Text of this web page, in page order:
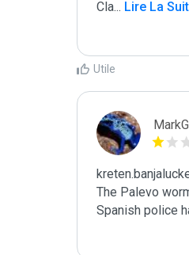
Cla... Lire La
Utile
The Palevo
Spanish police